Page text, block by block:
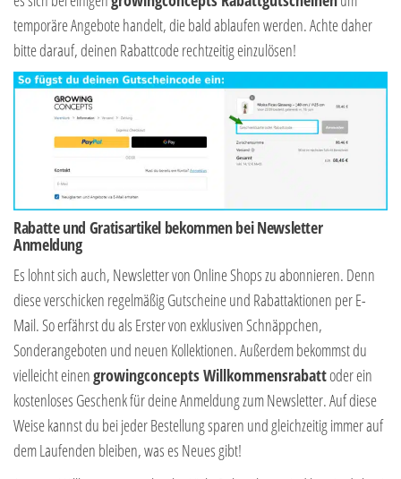
temporäre Angebote handelt, die bald ablaufen werden. Achte daher
bitte darauf, deinen Rabattcode rechtzeitig einzulösen!
Rabatte und Gratisartikel bekommen bei Newsletter
Anmeldung
Es lohnt sich auch, Newsletter von Online Shops zu abonnieren. Denn
diese verschicken regelmäßig Gutscheine und Rabattaktionen per E-
Mail. So erfährst du als Erster von exklusiven Schnäppchen,
Sonderangeboten und neuen Kollektionen. Außerdem bekommst du
vielleicht einengrowingconcepts Willkommensrabattoder ein
kostenloses Geschenk für deine Anmeldung zum Newsletter. Auf diese
Weise kannst du bei jeder Bestellung sparen und gleichzeitig immer auf
dem Laufenden bleiben, was es Neues gibt!